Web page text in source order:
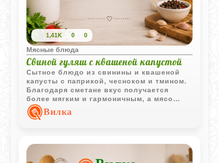
1,41K 0 0
Мясные блюда
Свиной гуляш с квашеной капустой
Сытное блюдо из свинины и квашеной
капусты с паприкой, чесноком и тмином.
Благодаря сметане вкус получается
более мягким и гармоничным, а мясо
остается сочным.
Вилка